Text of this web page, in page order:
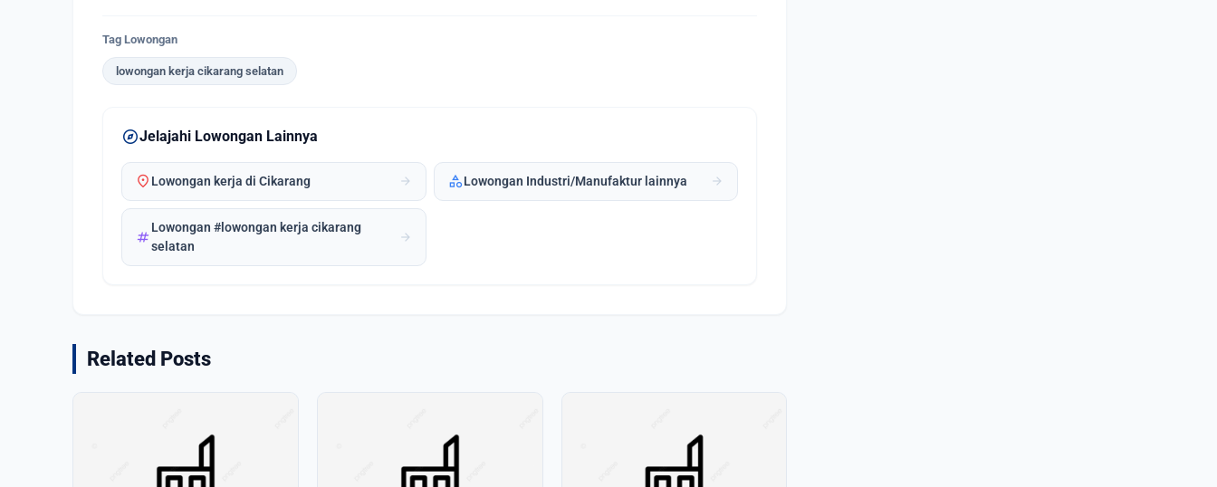
Tag Lowongan
lowongan kerja cikarang selatan
exploreJelajahi Lowongan Lainnya
location_on Lowongan kerja di Cikarang arrow_forward categoryLowongan Industri/Manufaktur lainnya arrow_forward
tagLowongan #lowongan kerja cikarang
selatan
arrow_forward
Related Posts